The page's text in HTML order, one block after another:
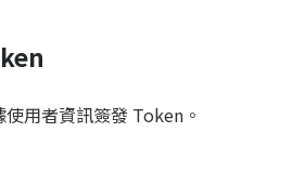
用者資訊簽發 Token。